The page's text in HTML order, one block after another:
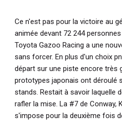
Ce n'est pas pour la victoire au
animée devant 72 244
Toyota Gazoo Racing a une
sans forcer. En plus d'un choix
départ sur une piste encore très
prototypes japonais ont déroulé
stands. Restait à savoir laquelle
rafler la mise. La #7 de Conway,
s'impose pour la deuxième fois